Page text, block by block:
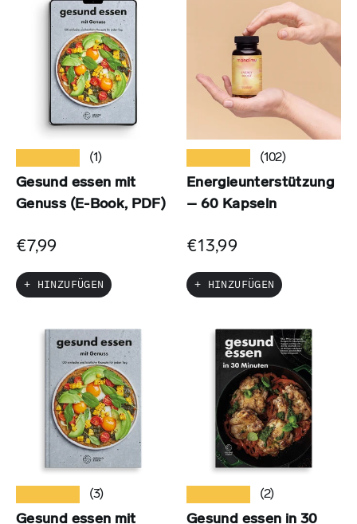
(1)
Gesund essen mit
Genuss (E-Book, PDF)
€7,99
+ HINZUFÜGEN
(102)
Energieunterstützung
– 60 Kapseln
€13,99
+ HINZUFÜGEN
(3)
Gesund essen mit
(2)
Gesund essen in 30